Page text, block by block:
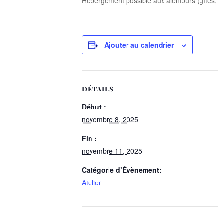
Ajouter au calendrier
DÉTAILS
Début :
novembre 8, 2025
Fin :
novembre 11, 2025
Catégorie d’Évènement:
Atelier